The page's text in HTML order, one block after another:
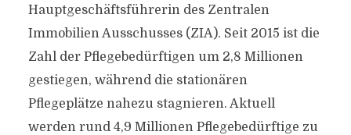
Hauptgeschäftsführerin des Zentralen
Immobilien Ausschusses (ZIA). Seit 2015 ist die
Zahl der Pflegebedürftigen um 2,8 Millionen
gestiegen, während die stationären
Pflegeplätze nahezu stagnieren. Aktuell
werden rund 4,9 Millionen Pflegebedürftige zu